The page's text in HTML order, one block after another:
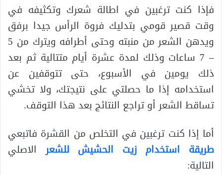
فإذا كنت ترغبين في اطالة شعرك وتكثيفه في
وقت قصير قومي بتدليك فروة الرأس جيدا برفق
ويدهن الشعر من منبته وحتى أطرافه ويترك من 5
– 7 ساعات وذلك لمدة عشرة أيام متتالية ثم بعد
ذلك يومين في الأسبوع، حتى تتوقفين عن
استخدامه إذا ما حصلتي على نتيجتك، ولا تخشي
تساقط الشعر أو تراجع النتائج بعد هذا التوقف.
أما إذا كنت ترغبين في التخلص من القشرة فاتبعي
طريقة استخدام زيت الحشيش للشعر الاصلي
التالية: